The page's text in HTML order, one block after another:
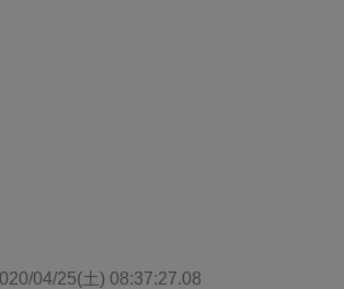
04/25(土) 08:37:27.08